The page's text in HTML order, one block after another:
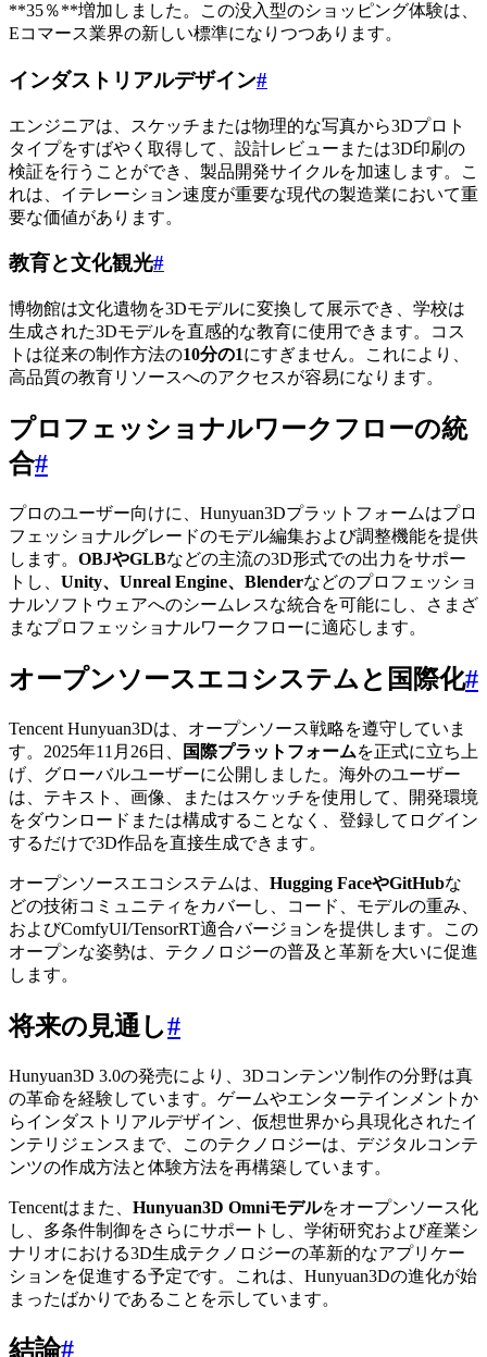
**35％**増加しました。この没入型のショッピング体験は、
Eコマース業界の新しい標準になりつつあります。
インダストリアルデザイン#
エンジニアは、スケッチまたは物理的な写真から3Dプロト
タイプをすばやく取得して、設計レビューまたは3D印刷の
検証を行うことができ、製品開発サイクルを加速します。こ
れは、イテレーション速度が重要な現代の製造業において重
要な価値があります。
教育と文化観光#
博物館は文化遺物を3Dモデルに変換して展示でき、学校は
生成された3Dモデルを直感的な教育に使用できます。コス
トは従来の制作方法の10分の1にすぎません。これにより、
高品質の教育リソースへのアクセスが容易になります。
プロフェッショナルワークフローの統
合#
プロのユーザー向けに、Hunyuan3Dプラットフォームはプロ
フェッショナルグレードのモデル編集および調整機能を提供
します。 OBJやGLBなどの主流の3D形式での出力をサポー
トし、 Unity、Unreal Engine、Blenderなどのプロフェッショ
ナルソフトウェアへのシームレスな統合を可能にし、さまざ
まなプロフェッショナルワークフローに適応します。
オープンソースエコシステムと国際化#
Tencent Hunyuan3Dは、オープンソース戦略を遵守していま
す。2025年11月26日、
国際プラットフォームを正式に立ち上
げ、グローバルユーザーに公開しました。海外のユーザー
は、テキスト、画像、またはスケッチを使用して、開発環境
をダウンロードまたは構成することなく、登録してログイン
するだけで3D作品を直接生成できます。
オープンソースエコシステムは、 Hugging FaceやGitHubな
どの技術コミュニティをカバーし、コード、モデルの重み、
およびComfyUI/TensorRT適合バージョンを提供します。この
オープンな姿勢は、テクノロジーの普及と革新を大いに促進
します。
将来の見通し#
Hunyuan3D 3.0の発売により、3Dコンテンツ制作の分野は真
の革命を経験しています。ゲームやエンターテインメントか
らインダストリアルデザイン、仮想世界から具現化されたイ
ンテリジェンスまで、このテクノロジーは、デジタルコンテ
ンツの作成方法と体験方法を再構築しています。
Tencentはまた、 Hunyuan3D Omniモデルをオープンソース化
し、多条件制御をさらにサポートし、学術研究および産業シ
ナリオにおける3D生成テクノロジーの革新的なアプリケー
ションを促進する予定です。これは、Hunyuan3Dの進化が始
まったばかりであることを示しています。
結論#